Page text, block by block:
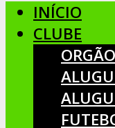
INÍCIO
CLUBE